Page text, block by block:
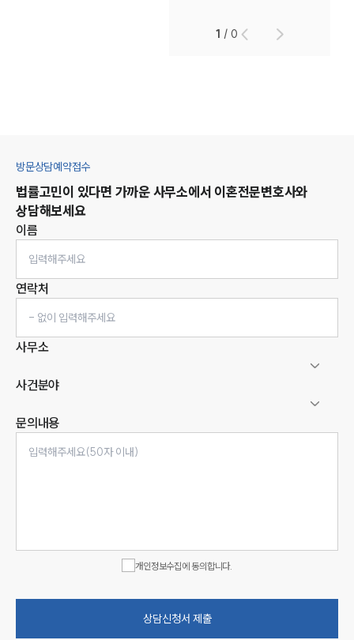
1 /0
방문상담예약접수
법률고민이 있다면 가까운 사무소에서 이혼전문변호사와
상담해보세요
이름
연락처
사무소
사건분야
문의내용
개인정보수집에 동의합니다.
상담신청서 제출